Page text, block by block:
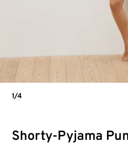
Shorty-Pyjama
1/4